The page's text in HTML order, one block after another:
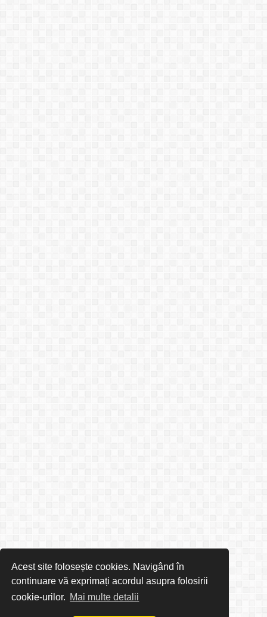
Acest site folosește cookies. Navigând în
continuare vă exprimați acordul asupra folosirii
cookie-urilor. Mai multe detalii